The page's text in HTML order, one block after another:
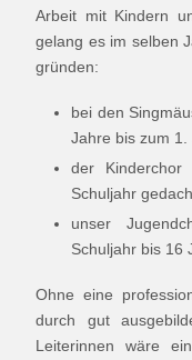
Arbeit mit Kindern
gelang es im selben
gründen:
bei den
Jahre bis zum 1.
der
Schuljahr
unser
Schuljahr bis 16
Ohne eine
durch gut
Leiterinnen wäre